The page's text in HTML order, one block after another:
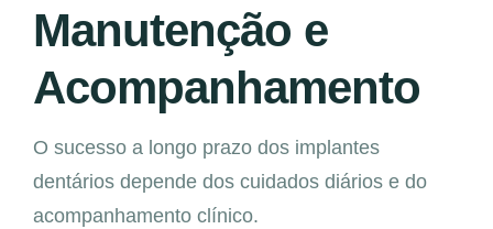
Manutenção e
Acompanhamento
O sucesso a longo prazo dos implantes
dentários depende dos cuidados diários e do
acompanhamento clínico.